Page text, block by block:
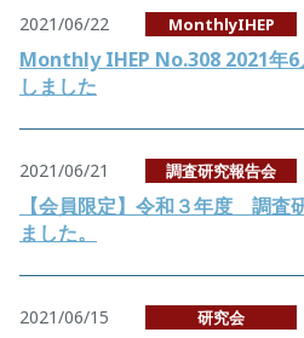
2021/06/22 MonthlyIHEP
Monthly IHEP No.308 2021年6
しました
2021/06/21 調査研究報告会
【会員限定】令和３年度 調査
ました。
2021/06/15 研究会